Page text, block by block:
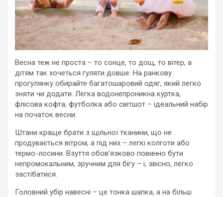
Весна теж не проста – то сонце, то дощ, то вітер, а
дітям так хочеться гуляти довше. На ранкову
прогулянку обирайте багатошаровий одяг, який легко
зняти чи додати. Легка водонепроникна куртка,
флісова кофта, футболка або світшот – ідеальний набір
на початок весни.
Штани краще брати з щільної тканини, що не
продувається вітром, а під них – легкі колготи або
термо-лосини. Взуття обов’язково повинно бути
непромокальним, зручним для бігу – і, звісно, легко
застібатися.
Головний убір навесні – це тонка шапка, а на більш